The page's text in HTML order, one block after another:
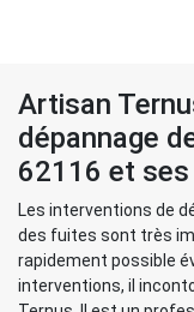
Artisan
dépannage
62116 et
Les interventions de
des fuites sont très
rapidement possible
interventions, il